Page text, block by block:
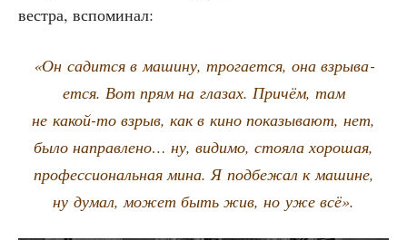
ве­ст­ра, вспоминал:
«Он садит­ся в маши­ну, тро­га­ет­ся, она взры­ва­
ет­ся. Вот прям на гла­зах. При­чём, там
не какой-то взрыв, как в кино пока­зы­ва­ют, нет,
было направ­ле­но… ну, види­мо, сто­я­ла хоро­шая,
про­фес­си­о­наль­ная мина. Я под­бе­жал к машине,
ну думал, может быть жив, но уже всё».